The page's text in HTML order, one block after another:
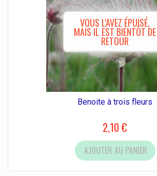
VOUS L'AVEZ ÉPUISÉ,
MAIS IL EST BIENTÔT DE
RETOUR
Benoite à trois fleurs
2,10 €
AJOUTER AU PANIER